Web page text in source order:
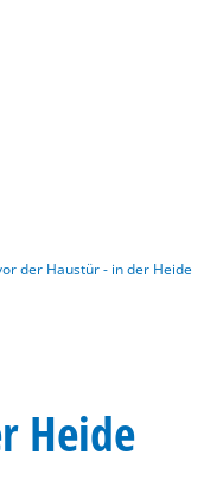
der Haustür - in der Heide
Heide